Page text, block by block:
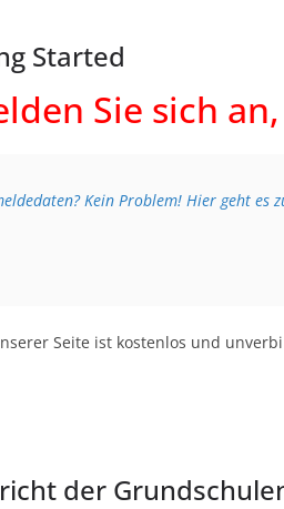
Started
Sie sich
Kein Problem! Hier geht es
Seite ist kostenlos und
der